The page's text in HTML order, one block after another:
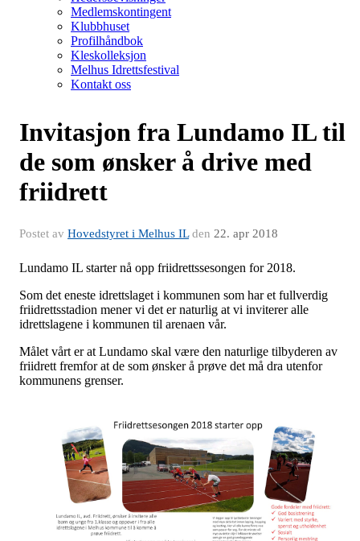
Medlemskontingent
Klubbhuset
Profilhåndbok
Kleskolleksjon
Melhus Idrettsfestival
Kontakt oss
Invitasjon fra Lundamo IL til
de som ønsker å drive med
friidrett
Postet av Hovedstyret i Melhus ILden 22. apr 2018
Lundamo IL starter nå opp friidrettssesongen for 2018.
Som det eneste idrettslaget i kommunen som har et fullverdig
friidrettsstadion mener vi det er naturlig at vi inviterer alle
idrettslagene i kommunen til arenaen vår.
Målet vårt er at Lundamo skal være den naturlige tilbyderen av
friidrett fremfor at de som ønsker å prøve det må dra utenfor
kommunens grenser.